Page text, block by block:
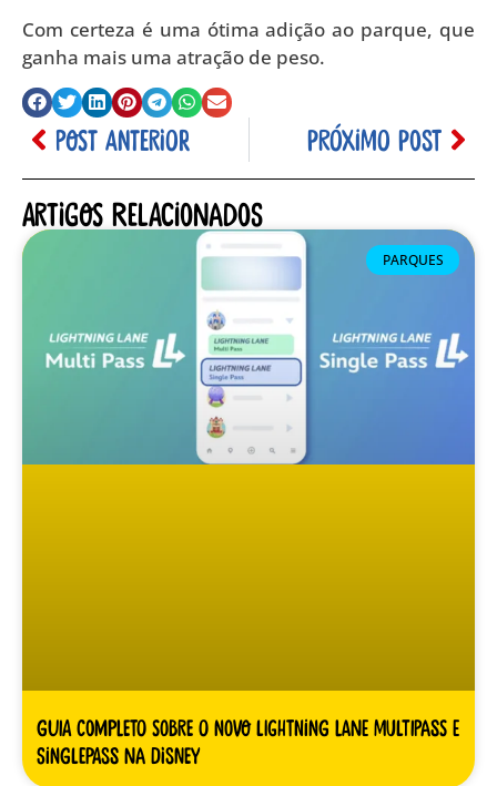
Com certeza é uma ótima adição ao parque, que
ganha mais uma atração de peso.
POST ANTERIOR PRÓXIMO POST
Artigos relacionados
PARQUES
Guia Completo sobre o novo Lightning Lane Multipass e
Singlepass na Disney